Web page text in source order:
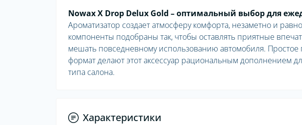
Nowax X Drop Delux Gold – оптимальный выбор для
Ароматизатор создает атмосферу комфорта, незаметно и
компоненты подобраны так, чтобы оставлять приятные
мешать повседневному использованию автомобиля.
формат делают этот аксессуар рациональным дополнением
типа салона.
Характеристики